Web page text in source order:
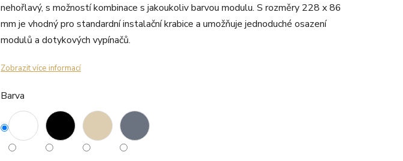
nehořlavý, s možností kombinace s jakoukoliv barvou modulu. S rozměry 228 x 86
mm je vhodný pro standardní instalační krabice a umožňuje jednoduché osazení
modulů a dotykových vypínačů.
Zobrazit více informací
Barva